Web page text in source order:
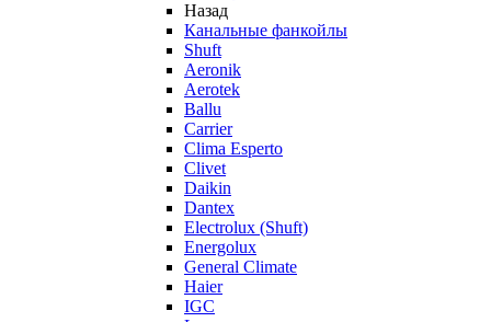
Назад
Канальные фанкойлы
Shuft
Aeronik
Aerotek
Ballu
Carrier
Clima Esperto
Clivet
Daikin
Dantex
Electrolux (Shuft)
Energolux
General Climate
Haier
IGC